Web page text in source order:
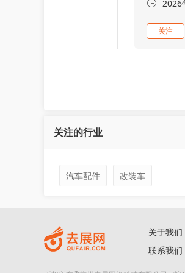
2026
关注
关注的行业
汽车配件 改装车
关于我们
联系我们